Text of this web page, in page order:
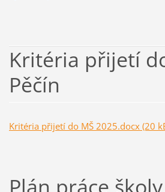
Kritéria přijetí
Pěčín
Kritéria přijetí do MŠ 2025.docx (20
Plán práce školy